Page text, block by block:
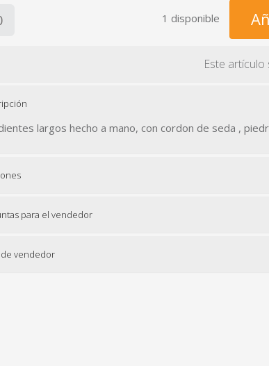
1 disponible
Este artículo
largos hecho a mano, con cordon de seda ,
para el vendedor
vendedor